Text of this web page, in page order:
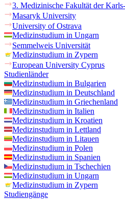
3. Medizinische Fakultät der
Masaryk University
University of Ostrava
Medizinstudium in Ungarn
Semmelweis Universität
Medizinstudium in Zypern
European University Cyprus
Studienländer
Medizinstudium in Bulgarien
Medizinstudium in Deutschland
Medizinstudium in Griechenland
Medizinstudium in Italien
Medizinstudium in Kroatien
Medizinstudium in Lettland
Medizinstudium in Litauen
Medizinstudium in Polen
Medizinstudium in Spanien
Medizinstudium in Tschechien
Medizinstudium in Ungarn
Medizinstudium in Zypern
Studiengänge